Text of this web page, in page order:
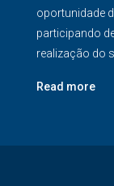
oportunidade
participando
realização do
Read more